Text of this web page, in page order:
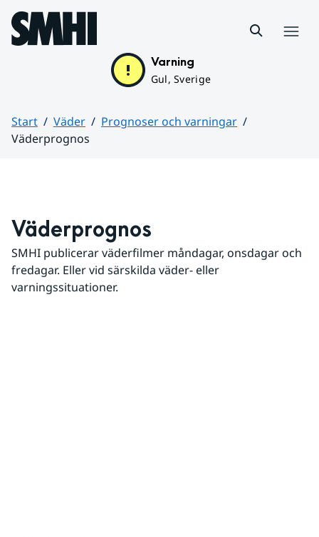
Hoppa till sidans innehåll
Varning
Gul, Sverige
Start Väder
Prognoser och varningar
Väderprognos
Väderprognos
SMHI publicerar väderfilmer måndagar, onsdagar och
fredagar. Eller vid särskilda väder- eller
varningssituationer.